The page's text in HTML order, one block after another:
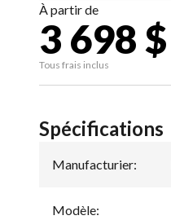
À partir de
3 698 $
Tous frais inclus
Spécifications
Manufacturier:
Modèle: